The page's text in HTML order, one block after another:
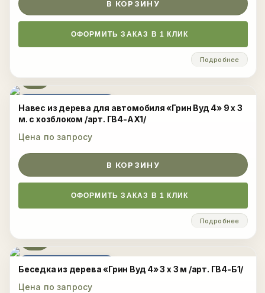
В КОРЗИНУ
ОФОРМИТЬ ЗАКАЗ В 1 КЛИК
Подробнее
Навес из дерева для автомобиля «Грин Вуд 4» 9 х 3
м. с хозблоком /арт. ГВ4-АХ1/
Цена по запросу
В КОРЗИНУ
ОФОРМИТЬ ЗАКАЗ В 1 КЛИК
Подробнее
Беседка из дерева «Грин Вуд 4» 3 х 3 м /арт. ГВ4-Б1/
Цена по запросу